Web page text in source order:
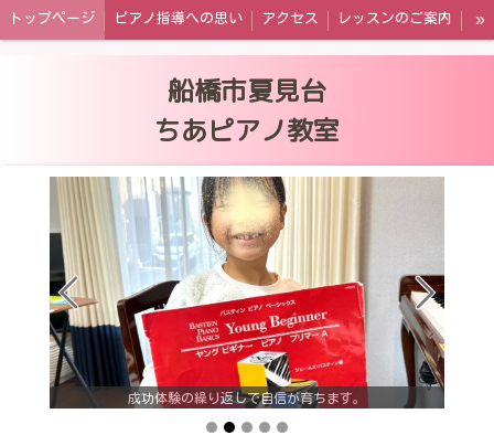
トップページ ピアノ指導への思い アクセス レッスンのご案内
教室ブログ 人間性知能HQはピアノで育つ
Q&A お問い合わせ
»
船橋市夏見台
ちあピアノ教室
成功体験の繰り返しで自信が育ちます。